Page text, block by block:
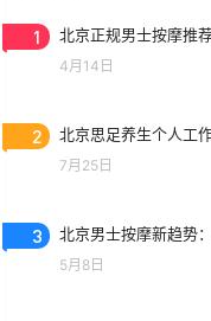
1 北京正规男士按摩推
4月14日
2 北京思足养生个人工
7月25日
3 北京男士按摩新趋势
5月8日